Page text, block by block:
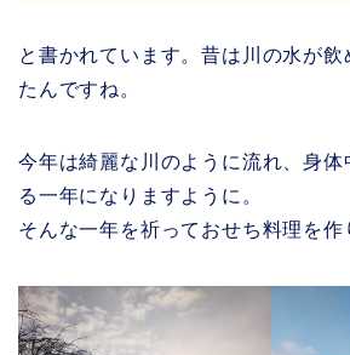
と書かれています。昔は川の水が飲
たんですね。
今年は綺麗な川のように流れ、身体
る一年になりますように。
そんな一年を祈っておせち料理を作